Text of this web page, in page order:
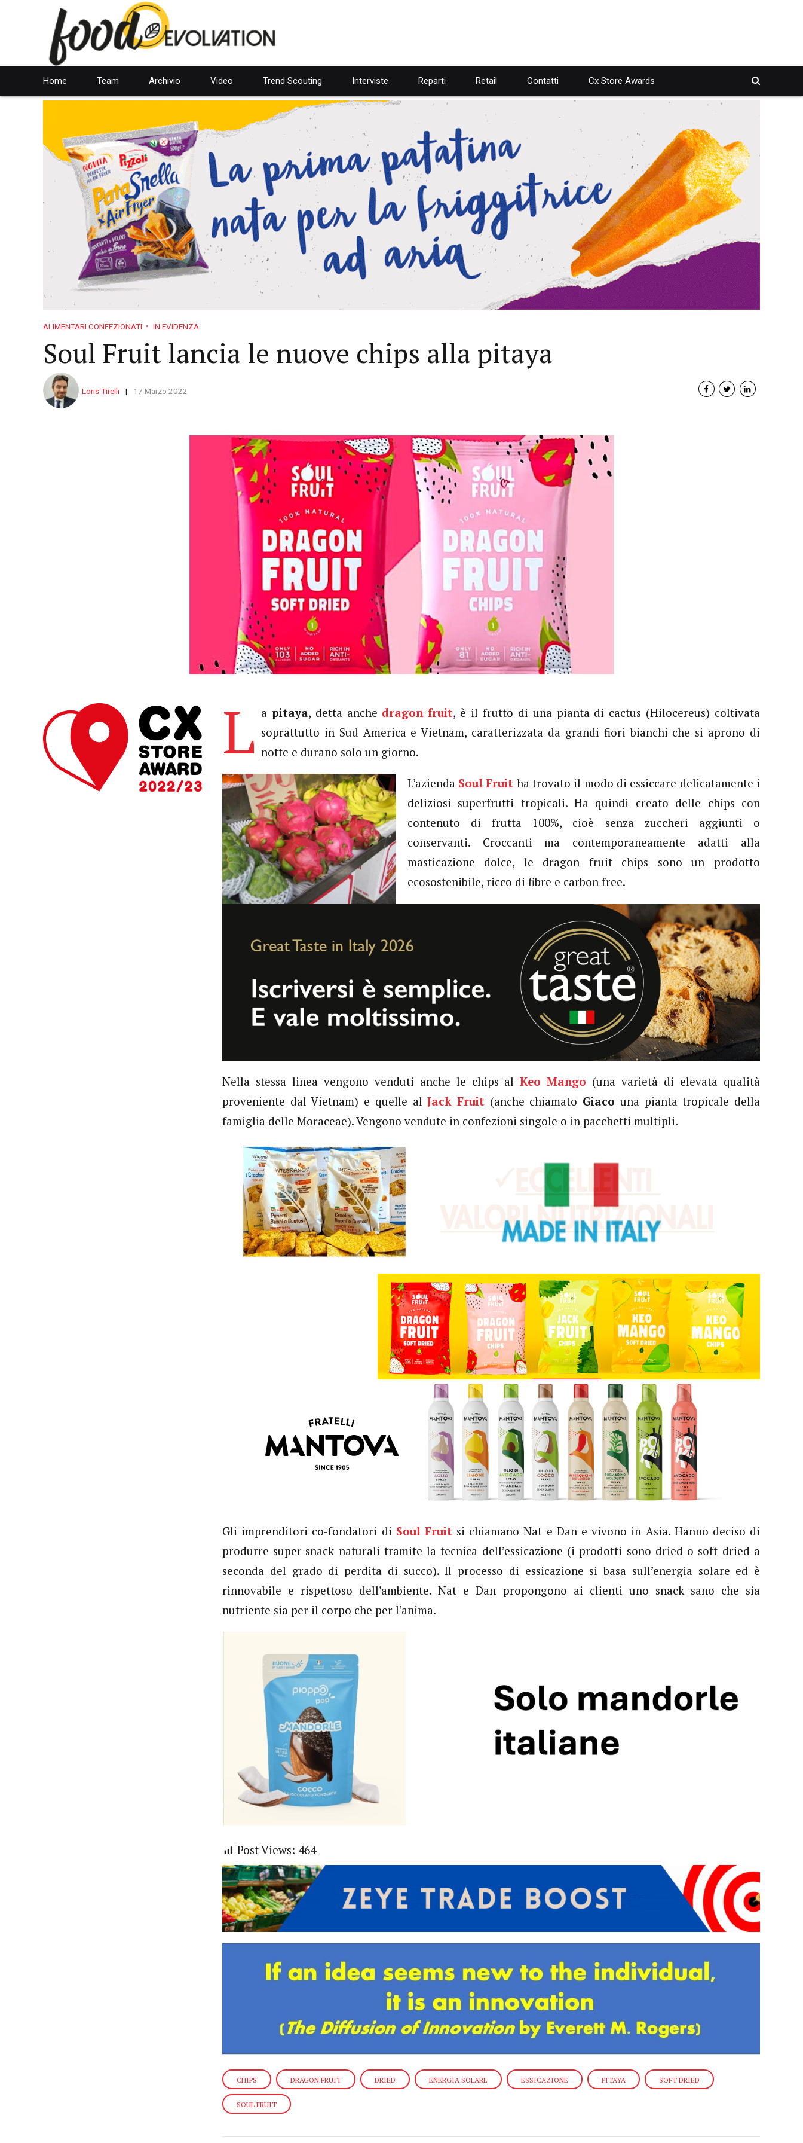
Home Team Archivio Video Trend Scouting Interviste Reparti Retail Contatti Cx Store Awards
ALIMENTARI CONFEZIONATI IN EVIDENZA
Soul Fruit lancia le nuove chips alla pitaya
Loris Tirelli 17 Marzo 2022
L a pitaya, detta anche dragon fruit, è il frutto di una pianta di cactus (Hilocereus) coltivata
soprattutto in Sud America e Vietnam, caratterizzata da grandi fiori bianchi che si aprono di
notte e durano solo un giorno.
L’azienda Soul Fruit ha trovato il modo di essiccare delicatamente i
deliziosi superfrutti tropicali. Ha quindi creato delle chips con
contenuto di frutta 100%, cioè senza zuccheri aggiunti o
conservanti. Croccanti ma contemporaneamente adatti alla
masticazione dolce, le dragon fruit chips sono un prodotto
ecosostenibile, ricco di fibre e carbon free.
Nella stessa linea vengono venduti anche le chips alKeo Mango (una varietà di elevata qualità
proveniente dal Vietnam) e quelle alJack Fruit (anche chiamato Giaco una pianta tropicale della
famiglia delle Moraceae). Vengono vendute in confezioni singole o in pacchetti multipli.
Gli imprenditori co-fondatori di Soul Fruit si chiamano Nat e Dan e vivono in Asia. Hanno deciso di
produrre super-snack naturali tramite la tecnica dell’essicazione (i prodotti sono dried o soft dried a
seconda del grado di perdita di succo). Il processo di essicazione si basa sull’energia solare ed è
rinnovabile e rispettoso dell’ambiente. Nat e Dan propongono ai clienti uno snack sano che sia
nutriente sia per il corpo che per l’anima.
Post Views: 464
CHIPS DRAGON FRUIT DRIED ENERGIA SOLARE ESSICAZIONE PITAYA SOFT DRIED
SOUL FRUIT